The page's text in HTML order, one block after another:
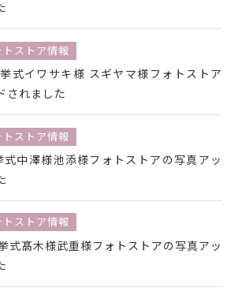
トストア情報
式イワサキ様 スギヤマ様フォトストア
されました
トストア情報
中澤様池添様フォトストアの写真アッ
トストア情報
式髙木様武重様フォトストアの写真アッ